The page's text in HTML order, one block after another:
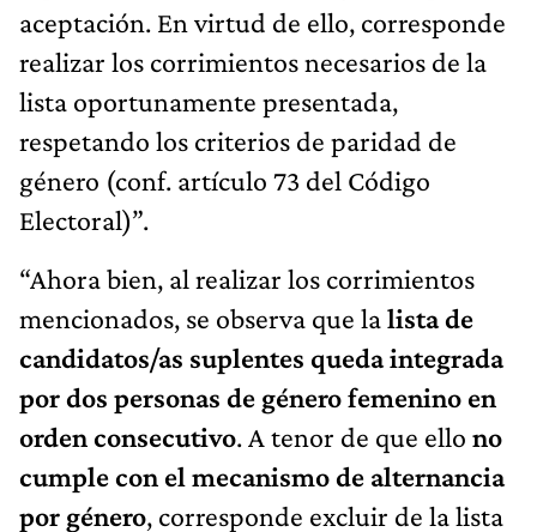
aceptación. En virtud de ello, corresponde
realizar los corrimientos necesarios de la
lista oportunamente presentada,
respetando los criterios de paridad de
género (conf. artículo 73 del Código
Electoral)”.
“Ahora bien, al realizar los corrimientos
mencionados, se observa que lalista de
candidatos/as suplentes queda integrada
por dos personas de género femenino en
orden consecutivo. A tenor de que ello no
cumple con el mecanismo de alternancia
por género, corresponde excluir de la lista